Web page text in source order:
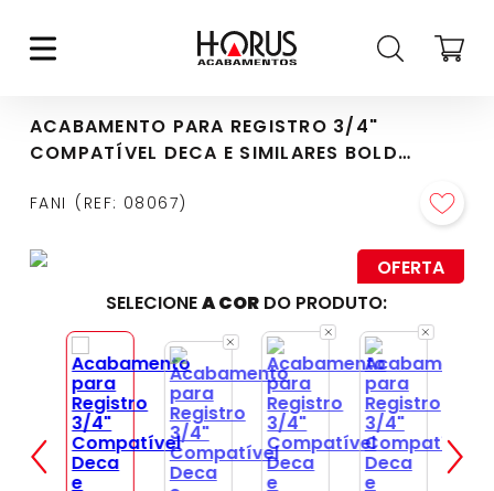
ACABAMENTO PARA REGISTRO 3/4"
COMPATÍVEL DECA E SIMILARES BOLD
FANI REF: 08067
OFERTA
SELECIONEA COR DO PRODUTO: